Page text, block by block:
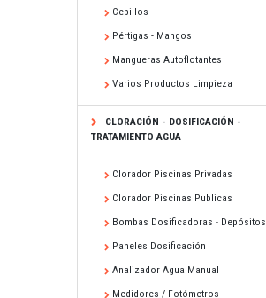
Cepillos
Pértigas - Mangos
Mangueras Autoflotantes
Varios Productos Limpieza
CLORACIÓN - DOSIFICACIÓN -
TRATAMIENTO AGUA
Clorador Piscinas Privadas
Clorador Piscinas Publicas
Bombas Dosificadoras - Depósitos
Paneles Dosificación
Analizador Agua Manual
Medidores / Fotómetros